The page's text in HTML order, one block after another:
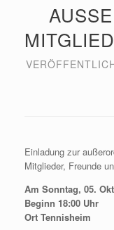
Einladung zur
Mitglieder, Freunde
Am Sonntag, 05.
Beginn 18:00 Uhr
Ort Tennisheim